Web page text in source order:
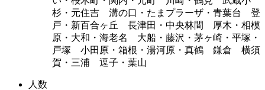
杉・元住吉 溝の口・たまプラーザ・青葉台 登
戸・新百合ヶ丘 長津田・中央林間 厚木・相模
原・大和・海老名 大船・藤沢・茅ヶ崎・平塚・
戸塚 小田原・箱根・湯河原・真鶴 鎌倉 横須
賀・三浦 逗子・葉山
人数